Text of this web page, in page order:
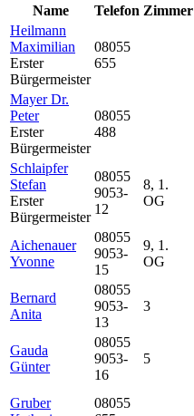
Name
Telefon Zimmer
Heilmann
Maximilian
Erster
Bürgermeister
08055
655
Mayer Dr.
Peter
Erster
Bürgermeister
08055
488
Schlaipfer
Stefan
Erster
Bürgermeister
08055
9053-
12
8, 1.
OG
Aichenauer
Yvonne
08055
9053-
15
9, 1.
OG
Bernard
Anita
08055
9053-
13
3
Gauda
Günter
08055
9053-
16
5
Gruber
08055